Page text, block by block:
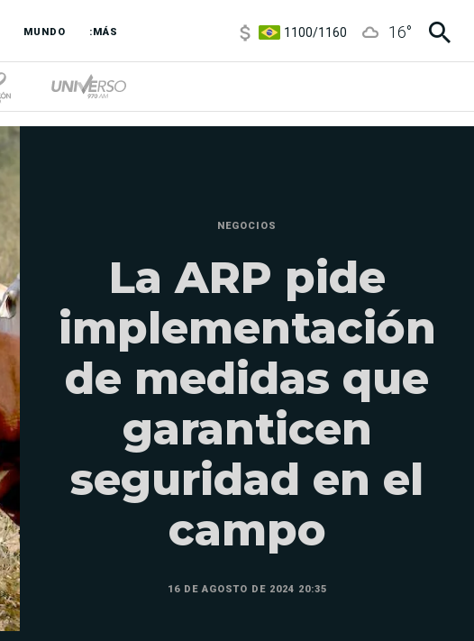
MUNDO :MÁS
3,8/4
16°
NEGOCIOS
La ARP pide
implementación
de medidas que
garanticen
seguridad en el
campo
16 DE AGOSTO DE 2024 20:35